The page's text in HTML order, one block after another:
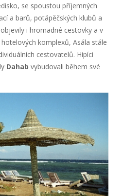
se spoustou příjemných
a barů, potápěčských klubů a
i hromadné cestovky a v
komplexů, Asála stále
cestovatelů. Hipíci
Dahab vybudovali během své